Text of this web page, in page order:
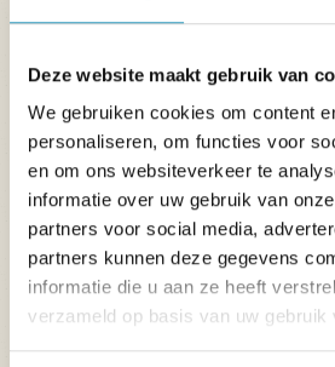
Deze website maakt gebruik van
We gebruiken cookies om content
personaliseren, om functies voor
en om ons websiteverkeer te
informatie over uw gebruik van
partners voor social media,
partners kunnen deze gegevens
informatie die u aan ze heeft
verzameld op basis van uw gebruik
Het hele seizoen